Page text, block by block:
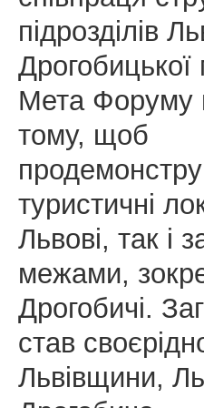
підрозділів
Дрогобицької
Мета Форуму
тому, щоб
туристичні
Львові, так і
межами,
Дрогобичі.
став
Львівщини,